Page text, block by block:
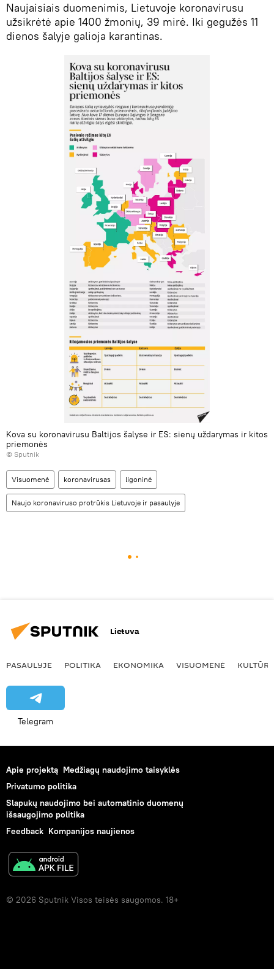
Naujaisiais duomenimis, Lietuvoje koronavirusu
užsikrėtė apie 1400 žmonių, 39 mirė. Iki gegužės 11
dienos šalyje galioja karantinas.
Kova su koronavirusu Baltijos šalyse ir ES: sienų uždarymas ir kitos
priemonės
© Sputnik
Visuomenė koronavirusas ligoninė
Naujo koronaviruso protrūkis Lietuvoje ir pasaulyje
Lietuva
PASAULYJE POLITIKA EKONOMIKA VISUOMENĖ KULTŪRA
Telegram
Apie projektą Medžiagų naudojimo taisyklės
Privatumo politika
Slapukų naudojimo bei automatinio duomenų
išsaugojimo politika
Feedback Kompanijos naujienos
© 2026 Sputnik Visos teisės saugomos. 18+